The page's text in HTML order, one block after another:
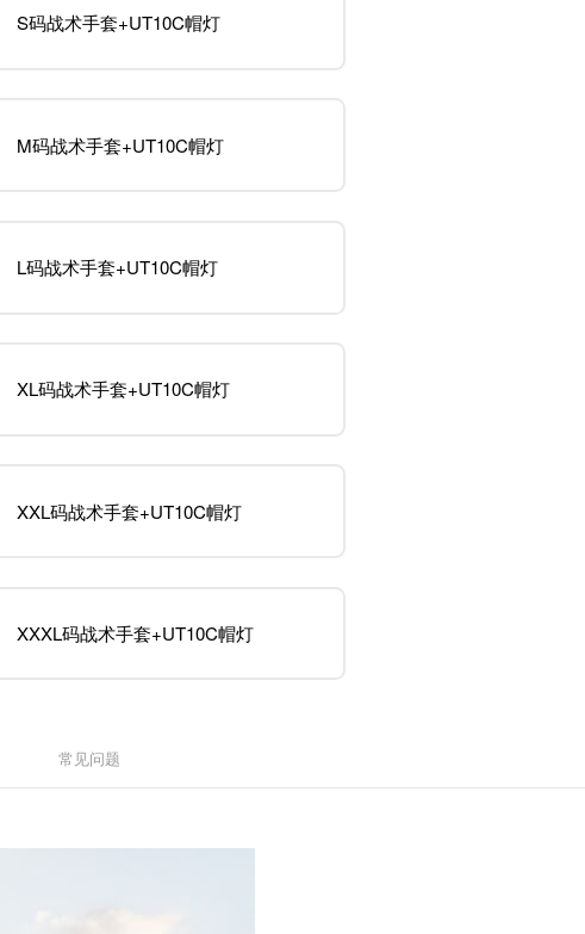
S码战术手套+UT10C帽灯
M码战术手套+UT10C帽灯
L码战术手套+UT10C帽灯
XL码战术手套+UT10C帽灯
XXL码战术手套+UT10C帽灯
XXXL码战术手套+UT10C帽灯
常见问题